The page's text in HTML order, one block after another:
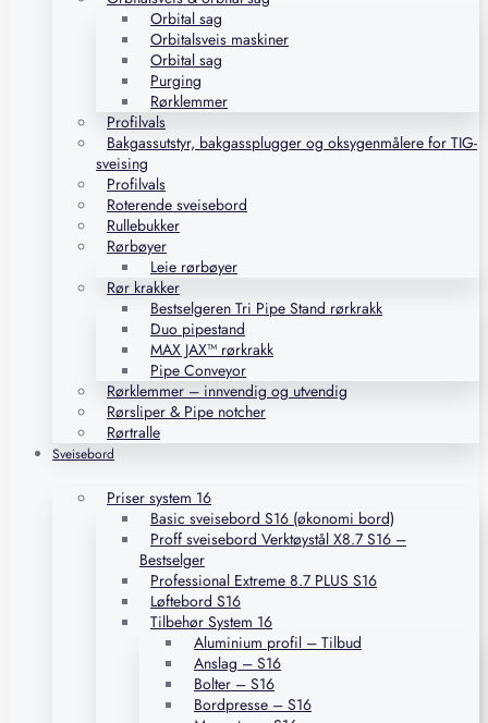
Orbital sag
Orbitalsveis maskiner
Orbital sag
Purging
Rørklemmer
Profilvals
Bakgassutstyr, bakgassplugger og oksygenmålere for TIG-
sveising
Profilvals
Roterende sveisebord
Rullebukker
Rørbøyer
Leie rørbøyer
Rør krakker
Bestselgeren Tri Pipe Stand rørkrakk
Duo pipestand
MAX JAX™ rørkrakk
Pipe Conveyor
Rørklemmer – innvendig og utvendig
Rørsliper & Pipe notcher
Rørtralle
Sveisebord
Priser system 16
Basic sveisebord S16 (økonomi bord)
Proff sveisebord Verktøystål X8.7 S16 –
Bestselger
Professional Extreme 8.7 PLUS S16
Løftebord S16
Tilbehør System 16
Aluminium profil – Tilbud
Anslag – S16
Bolter – S16
Bordpresse – S16